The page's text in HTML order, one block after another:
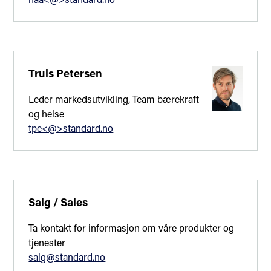
Prosessen fram mot en internasjonal
foregått i en arbeidsgruppe med over 500 deltakere fra
100 land, hvorav over halvparten er fra utviklingsland. I
tillegg har nær 42 ulike internasjonale organisasjoner,
som f.eks. OECD, UNCTAD, WHO, ILO, EU, UN global
Compact, GRI og Consumers International vært med i
Truls Petersen
Leder markedsutvikling, Team bærekraft
og helse
tpe<@>standard.no
Salg / Sales
Ta kontakt for informasjon om våre produkter og
tjenester
salg@standard.no